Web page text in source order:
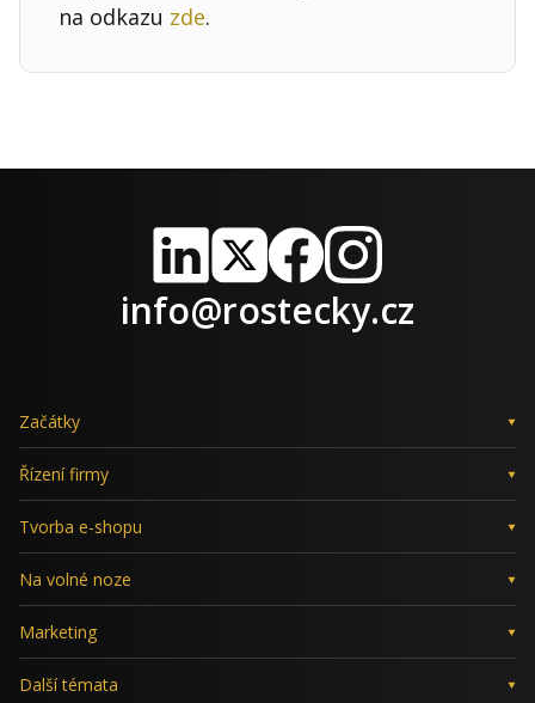
na odkazu zde.
LinkedIn
X FacebookInstagram
info@rostecky.cz
Začátky
Řízení firmy
Tvorba e-shopu
Na volné noze
Marketing
Další témata